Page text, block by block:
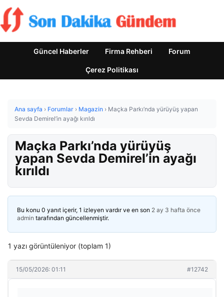
Güncel Haberler Firma Rehberi Forum
Çerez Politikası
Ana sayfa › Forumlar › Magazin › Maçka Parkı’nda yürüyüş yapan
Sevda Demirel’in ayağı kırıldı
Maçka Parkı’nda yürüyüş
yapan Sevda Demirel’in ayağı
kırıldı
Bu konu 0 yanıt içerir, 1 izleyen vardır ve en son 2 ay 3 hafta önce
admin tarafından güncellenmiştir.
1 yazı görüntüleniyor (toplam 1)
15/05/2026: 01:11 #12742